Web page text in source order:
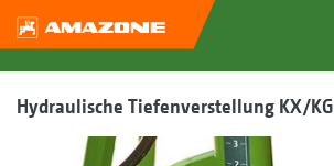
Hydraulische Tiefenverstellung KX/KG